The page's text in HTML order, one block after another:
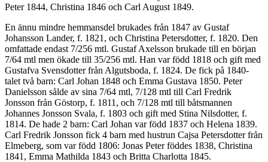
Peter 1844, Christina 1846 och Carl August 1849.
En ännu mindre hemmansdel brukades från 1847 av Gustaf
Johansson Lander, f. 1821, och Christina Petersdotter, f. 1820. Den
omfattade endast 7/256 mtl. Gustaf Axelsson brukade till en början
7/64 mtl men ökade till 35/256 mtl. Han var född 1818 och gift med
Gustafva Svensdotter från Algutsboda, f. 1824. De fick på 1840-
talet två barn: Carl Johan 1848 och Emma Gustava 1850. Peter
Danielsson sålde av sina 7/64 mtl, 7/128 mtl till Carl Fredrik
Jonsson från Göstorp, f. 1811, och 7/128 mtl till båtsmannen
Johannes Jonsson Svala, f. 1803 och gift med Stina Nilsdotter, f.
1814. De hade 2 barn: Carl Johan var född 1837 och Helena 1839.
Carl Fredrik Jonsson fick 4 barn med hustrun Cajsa Petersdotter från
Elmeberg, som var född 1806: Jonas Peter föddes 1838, Christina
1841, Emma Mathilda 1843 och Britta Charlotta 1845.